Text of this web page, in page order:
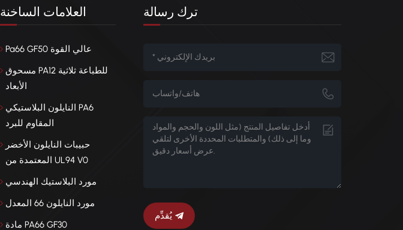
العلامات الساخنة
Pa66 GF50 عالي القوة
مسحوق PA12 للطباعة ثلاثية
الأبعاد
النايلون البلاستيكي PA6
المقاوم للبرد
حبيبات النايلون الأخضر
المعتمدة من UL94 V0
مورد البلاستيك الهندسي
مورد النايلون 66 المعدل
مادة PA66 GF30
ترك رسالة
يُقدِّم